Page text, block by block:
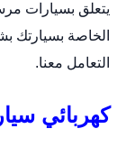
يتعلق بسيارات
الخاصة بسيارتك
التعامل معنا.
كهربائي